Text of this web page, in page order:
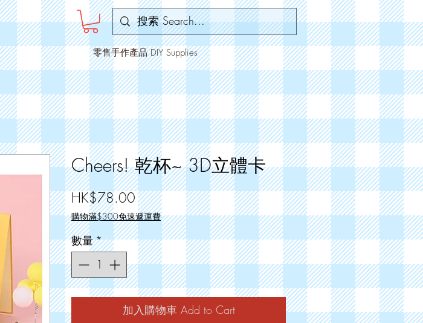
零售手作產品 DIY Supplies
Cheers! 乾杯~ 3D立體卡
HK$78.00價
格
購物滿$300免速遞運費
數量*
加入購物車 Add to Cart